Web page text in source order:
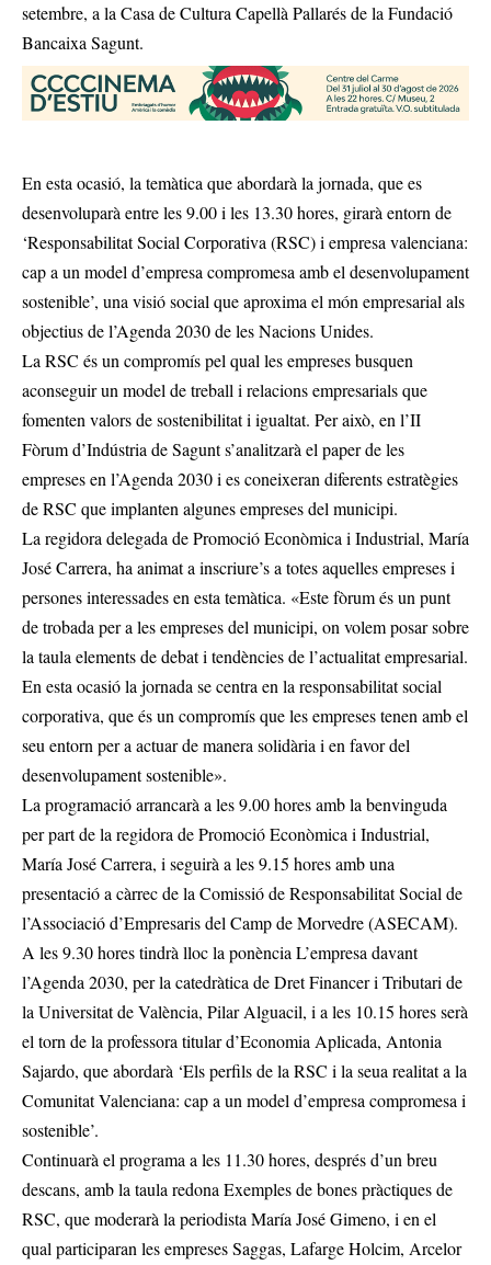
setembre, a la Casa de Cultura Capellà Pallarés de la Fundació
Bancaixa Sagunt.
En esta ocasió, la temàtica que abordarà la jornada, que es
desenvoluparà entre les 9.00 i les 13.30 hores, girarà entorn de
‘Responsabilitat Social Corporativa (RSC) i empresa valenciana:
cap a un model d’empresa compromesa amb el desenvolupament
sostenible’, una visió social que aproxima el món empresarial als
objectius de l’Agenda 2030 de les Nacions Unides.
La RSC és un compromís pel qual les empreses busquen
aconseguir un model de treball i relacions empresarials que
fomenten valors de sostenibilitat i igualtat. Per això, en l’II
Fòrum d’Indústria de Sagunt s’analitzarà el paper de les
empreses en l’Agenda 2030 i es coneixeran diferents estratègies
de RSC que implanten algunes empreses del municipi.
La regidora delegada de Promoció Econòmica i Industrial, María
José Carrera, ha animat a inscriure’s a totes aquelles empreses i
persones interessades en esta temàtica. «Este fòrum és un punt
de trobada per a les empreses del municipi, on volem posar sobre
la taula elements de debat i tendències de l’actualitat empresarial.
En esta ocasió la jornada se centra en la responsabilitat social
corporativa, que és un compromís que les empreses tenen amb el
seu entorn per a actuar de manera solidària i en favor del
desenvolupament sostenible».
La programació arrancarà a les 9.00 hores amb la benvinguda
per part de la regidora de Promoció Econòmica i Industrial,
María José Carrera, i seguirà a les 9.15 hores amb una
presentació a càrrec de la Comissió de Responsabilitat Social de
l’Associació d’Empresaris del Camp de Morvedre (ASECAM).
A les 9.30 hores tindrà lloc la ponència L’empresa davant
l’Agenda 2030, per la catedràtica de Dret Financer i Tributari de
la Universitat de València, Pilar Alguacil, i a les 10.15 hores serà
el torn de la professora titular d’Economia Aplicada, Antonia
Sajardo, que abordarà ‘Els perfils de la RSC i la seua realitat a la
Comunitat Valenciana: cap a un model d’empresa compromesa i
sostenible’.
Continuarà el programa a les 11.30 hores, després d’un breu
descans, amb la taula redona Exemples de bones pràctiques de
RSC, que moderarà la periodista María José Gimeno, i en el
qual participaran les empreses Saggas, Lafarge Holcim, Arcelor